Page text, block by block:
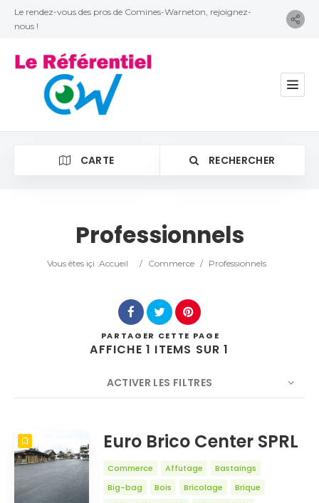
Le rendez-vous des pros de Comines-Warneton, rejoignez-
nous !
CARTE RECHERCHER
Catégorie
Professionnels
Vous êtes içi :Accueil / Commerce / Professionnels
PARTAGER CETTE PAGE
AFFICHE 1 ITEMS SUR 1
ACTIVER LES FILTRES
NOMBRE Titre
Euro Brico Center SPRL
Commerce Affutage
Bastaings
Big-bag
Bois Bricolage
Brique